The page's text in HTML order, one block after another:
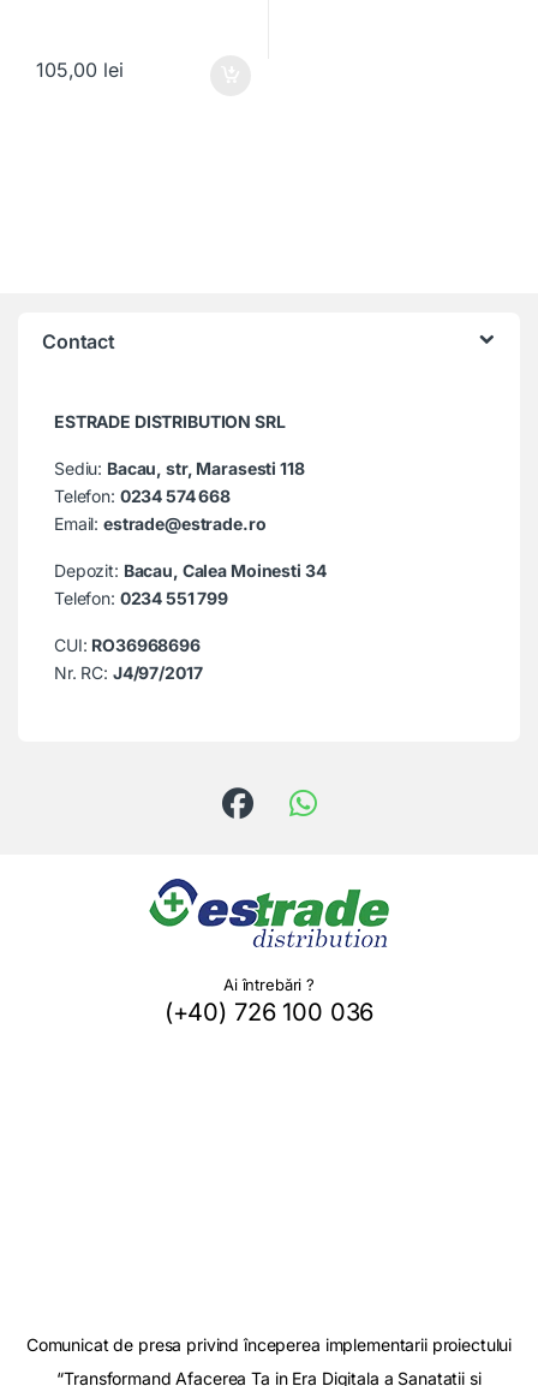
105,00 lei
Contact
ESTRADE DISTRIBUTION SRL
Sediu: Bacau, str, Marasesti 118
Telefon: 0234 574 668
Email:estrade@estrade.ro
Depozit: Bacau, Calea Moinesti 34
Telefon: 0234 551 799
CUI: RO36968696
Nr. RC: J4/97/2017
Ai întrebări ?
(+40) 726 100 036
Comunicat de presa privind începerea implementarii proiectului
“Transformand Afacerea Ta in Era Digitala a Sanatatii si